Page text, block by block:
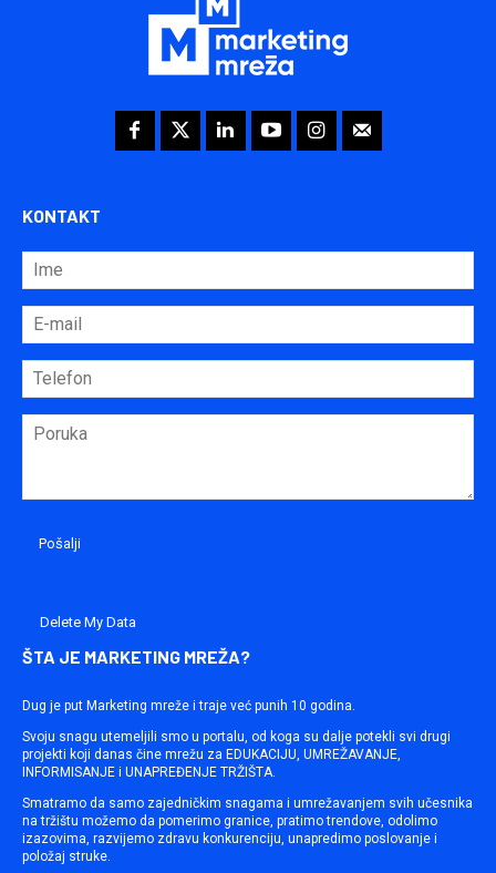
KONTAKT
Delete My Data
ŠTA JE MARKETING MREŽA?
Dug je put Marketing mreže i traje već punih 10 godina.
Svoju snagu utemeljili smo u portalu, od koga su dalje potekli svi drugi
projekti koji danas čine mrežu za EDUKACIJU, UMREŽAVANJE,
INFORMISANJE i UNAPREĐENJE TRŽIŠTA.
Smatramo da samo zajedničkim snagama i umrežavanjem svih učesnika
na tržištu možemo da pomerimo granice, pratimo trendove, odolimo
izazovima, razvijemo zdravu konkurenciju, unapredimo poslovanje i
položaj struke.